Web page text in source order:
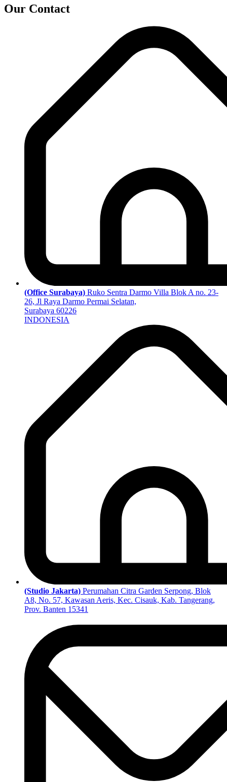
Our Contact
(Office Surabaya) Ruko Sentra Darmo Villa Blok A no. 23-
26, Jl Raya Darmo Permai Selatan,
Surabaya 60226
INDONESIA
(Studio Jakarta) Perumahan Citra Garden Serpong, Blok
A8, No. 57, Kawasan Aeris, Kec. Cisauk, Kab. Tangerang,
Prov. Banten 15341